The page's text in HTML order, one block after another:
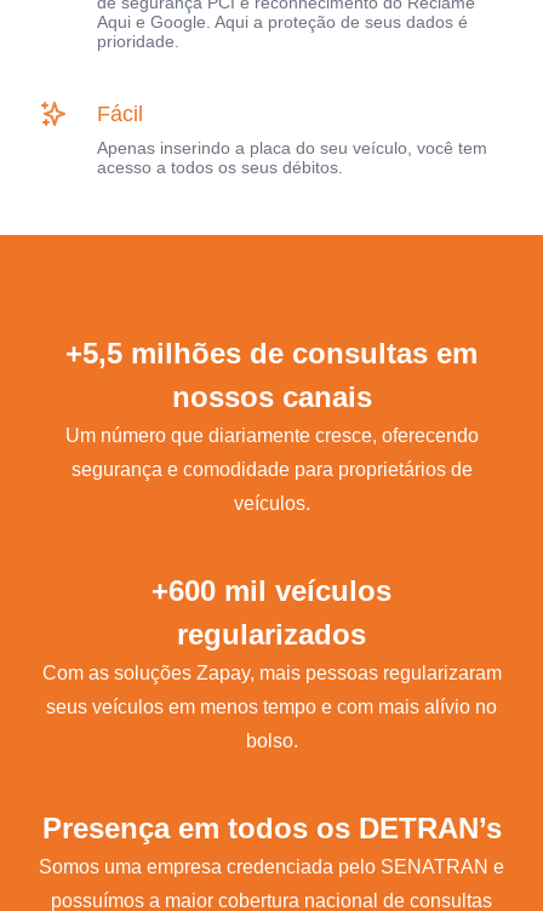
Aqui e Google. Aqui a proteção de seus dados é
prioridade.
Fácil
Apenas inserindo a placa do seu veículo, você tem
acesso a todos os seus débitos.
+5,5 milhões de consultas em
nossos canais
Um número que diariamente cresce, oferecendo
segurança e comodidade para proprietários de
veículos.
+600 mil veículos
regularizados
Com as soluções Zapay, mais pessoas regularizaram
seus veículos em menos tempo e com mais alívio no
bolso.
Presença em todos os DETRAN’s
Somos uma empresa credenciada pelo SENATRAN e
possuímos a maior cobertura nacional de consultas